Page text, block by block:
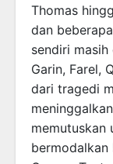
Thomas
dan
sendiri masih
Garin, Farel,
dari tragedi
memutuskan
bermodalkan